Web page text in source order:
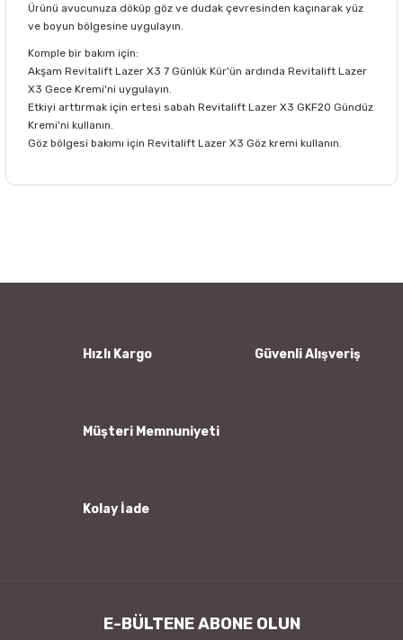
Ürünü avucunuza döküp göz ve dudak çevresinden kaçınarak yüz
ve boyun bölgesine uygulayın.
Komple bir bakım için:
Akşam Revitalift Lazer X3 7 Günlük Kür'ün ardında Revitalift Lazer
X3 Gece Kremi'ni uygulayın.
Etkiyi arttırmak için ertesi sabah Revitalift Lazer X3 GKF20 Gündüz
Kremi'ni kullanın.
Göz bölgesi bakımı için Revitalift Lazer X3 Göz kremi kullanın.
Ürün bilgilerinde hatalar bulunuyor.
Hızlı Kargo Güvenli Alışveriş
Müşteri Memnuniyeti
Kolay İade
E-BÜLTENE ABONE OLUN